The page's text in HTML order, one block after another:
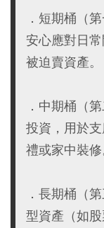
．短期桶（
安心應對日
被迫賣資產。
．中期桶（
投資，用於
禮或家中裝修
．長期桶（
型資產（如